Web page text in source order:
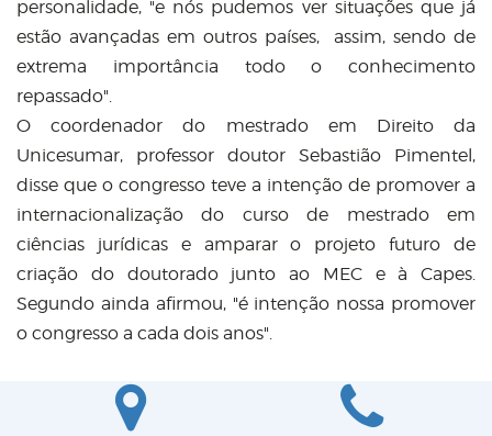
personalidade, "e nós pudemos ver situações que já
estão avançadas em outros países, assim, sendo de
extrema importância todo o conhecimento
repassado".
O coordenador do mestrado em Direito da
Unicesumar, professor doutor Sebastião Pimentel,
disse que o congresso teve a intenção de promover a
internacionalização do curso de mestrado em
ciências jurídicas e amparar o projeto futuro de
criação do doutorado junto ao MEC e à Capes.
Segundo ainda afirmou, "é intenção nossa promover
o congresso a cada dois anos".